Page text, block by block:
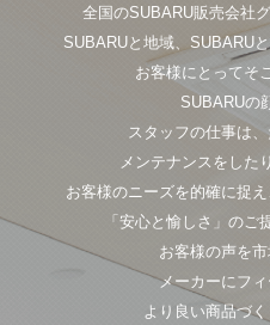
全国のSUBARU販売会社
SUBARUと地域、SUBARU
お客様にとってそ
SUBARUの
スタッフの仕事は
メンテナンスをした
お客様のニーズを的確に捉
「安心と愉しさ」のご
お客様の声を市
メーカーにフィ
より良い商品づ